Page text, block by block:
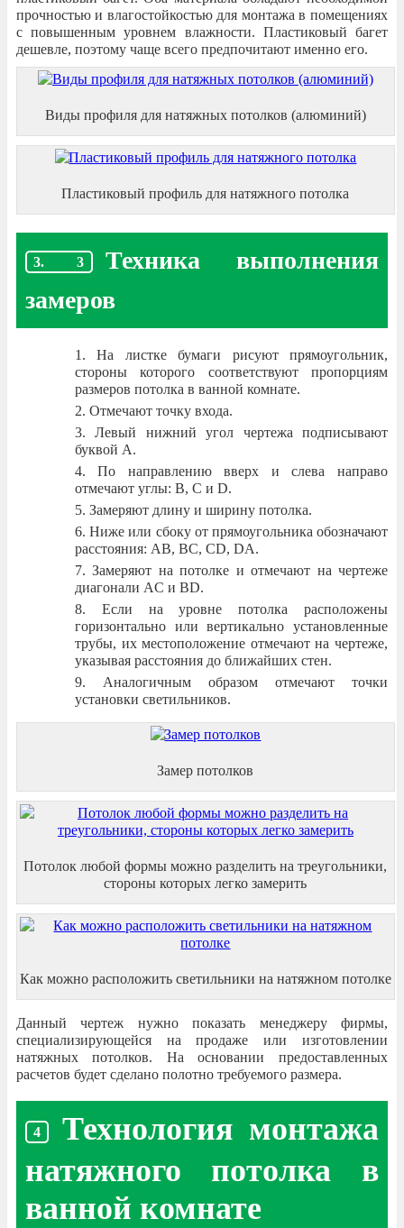
прочностью и влагостойкостью для монтажа в помещениях
с повышенным уровнем влажности. Пластиковый багет
дешевле, поэтому чаще всего предпочитают именно его.
Виды профиля для натяжных потолков (алюминий)
Пластиковый профиль для натяжного потолка
Техника выполнения
замеров
На листке бумаги рисуют прямоугольник,
стороны которого соответствуют пропорциям
размеров потолка в ванной комнате.
Отмечают точку входа.
Левый нижний угол чертежа подписывают
буквой А.
По направлению вверх и слева направо
отмечают углы: B, C и D.
Замеряют длину и ширину потолка.
Ниже или сбоку от прямоугольника обозначают
расстояния: AB, BC, CD, DA.
Замеряют на потолке и отмечают на чертеже
диагонали AC и BD.
Если на уровне потолка расположены
горизонтально или вертикально установленные
трубы, их местоположение отмечают на чертеже,
указывая расстояния до ближайших стен.
Аналогичным образом отмечают точки
установки светильников.
Замер потолков
Потолок любой формы можно разделить на треугольники,
стороны которых легко замерить
Как можно расположить светильники на натяжном потолке
Данный чертеж нужно показать менеджеру фирмы,
специализирующейся на продаже или изготовлении
натяжных потолков. На основании предоставленных
расчетов будет сделано полотно требуемого размера.
Технология монтажа
натяжного потолка в
ванной комнате